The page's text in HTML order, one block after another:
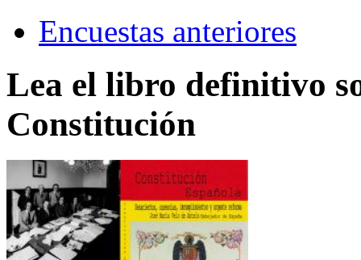
Encuestas anteriores
Lea el libro definitivo
Constitución